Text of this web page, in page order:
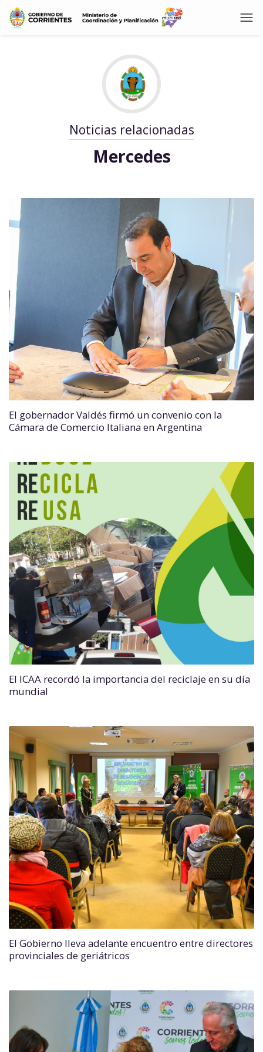
Noticias relacionadas
Mercedes
El gobernador Valdés firmó un convenio con la
Cámara de Comercio Italiana en Argentina
El ICAA recordó la importancia del reciclaje en su día
mundial
El Gobierno lleva adelante encuentro entre directores
provinciales de geriátricos